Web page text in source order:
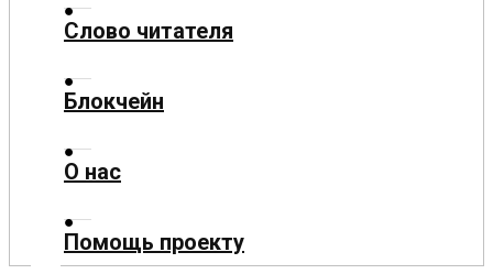
Экономика
Слово
Блокчейн
Слово читателя
Блокчейн
О нас
Помощь проекту